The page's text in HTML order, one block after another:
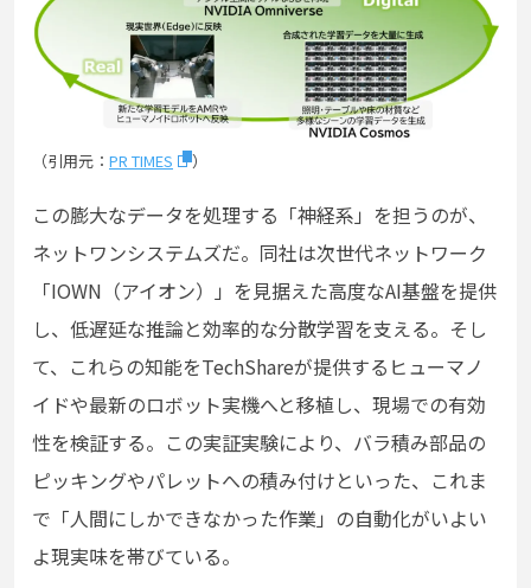
（引用元： PR TIMES ）
この膨大なデータを処理する「神経系」を担うのが、
ネットワンシステムズだ。同社は次世代ネットワーク
「IOWN（アイオン）」を見据えた高度なAI基盤を提供
し、低遅延な推論と効率的な分散学習を支える。そし
て、これらの知能をTechShareが提供するヒューマノ
イドや最新のロボット実機へと移植し、現場での有効
性を検証する。この実証実験により、バラ積み部品の
ピッキングやパレットへの積み付けといった、これま
で「人間にしかできなかった作業」の自動化がいよい
よ現実味を帯びている。